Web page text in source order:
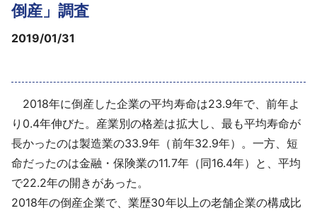
導入事例
採用情報
よくあるご質問
English
倒産」調査
2019/01/31
2018年に倒産した企業の平均寿命は23.9年で、前年よ
り0.4年伸びた。産業別の格差は拡大し、最も平均寿命が
長かったのは製造業の33.9年（前年32.9年）。一方、短
命だったのは金融・保険業の11.7年（同16.4年）と、平均
で22.2年の開きがあった。
2018年の倒産企業で、業歴30年以上の老舗企業の構成比